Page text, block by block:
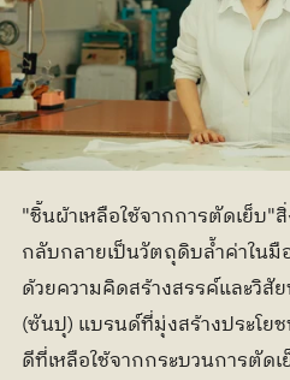
"ชิ้นผ้าเหลือใช้จากการตัดเย็บ"
กลับกลายเป็นวัตถุดิบล้ำค่าใน
ด้วยความคิดสร้างสรรค์และวิสั
(ซันปุ) แบรนด์ที่มุ่งสร้างประโ
ดีที่เหลือใช้จากกระบวนการตัด